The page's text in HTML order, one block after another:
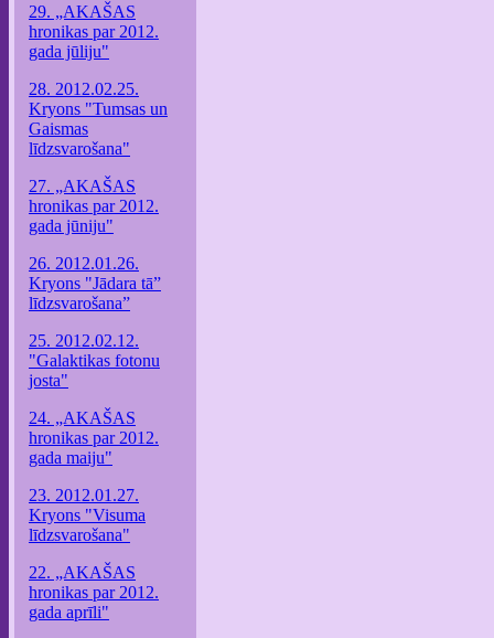
29. „AKAŠAS
hronikas par 2012.
gada jūliju"
28. 2012.02.25.
Kryons "Tumsas un
Gaismas
līdzsvarošana"
27. „AKAŠAS
hronikas par 2012.
gada jūniju"
26. 2012.01.26.
Kryons "Jādara tā”
līdzsvarošana”
25. 2012.02.12.
"Galaktikas fotonu
josta"
24. „AKAŠAS
hronikas par 2012.
gada maiju"
23. 2012.01.27.
Kryons "Visuma
līdzsvarošana"
22. „AKAŠAS
hronikas par 2012.
gada aprīli"